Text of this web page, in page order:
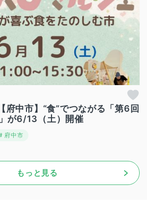
府中市】“食”でつながる「第6回
が6/13（土）開催
府中市
もっと見る